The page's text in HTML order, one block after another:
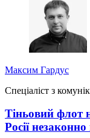
Максим Гардус
Спеціаліст з
Тіньовий флот
Росії